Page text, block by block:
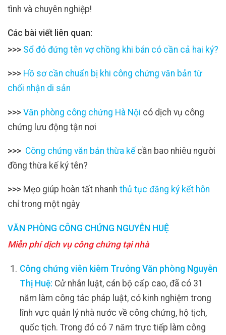
tình và chuyên nghiệp!
Các bài viết liên quan:
>>> Sổ đỏ đứng tên vợ chồng khi bán có cần cả hai ký?
>>> Hồ sơ cần chuẩn bị khi công chứng văn bản từ
chối nhận di sản
>>> Văn phòng công chứng Hà Nội có dịch vụ công
chứng lưu động tận nơi
>>> Công chứng văn bản thừa kếcần bao nhiêu người
đồng thừa kế ký tên?
>>> Mẹo giúp hoàn tất nhanh thủ tục đăng ký kết hôn
chỉ trong một ngày
VĂN PHÒNG CÔNG CHỨNG NGUYỄN HUỆ
Miễn phí dịch vụ công chứng tại nhà
Công chứng viên kiêm Trưởng Văn phòng Nguyễn
Thị Huệ: Cử nhân luật, cán bộ cấp cao, đã có 31
năm làm công tác pháp luật, có kinh nghiệm trong
lĩnh vực quản lý nhà nước về công chứng, hộ tịch,
quốc tịch. Trong đó có 7 năm trực tiếp làm công